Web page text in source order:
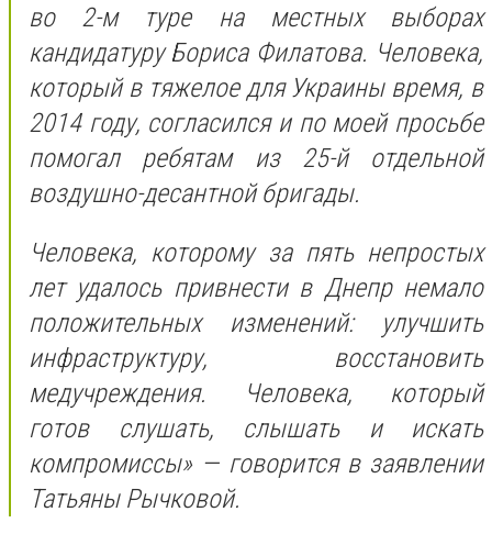
во 2-м туре на местных выборах
кандидатуру Бориса Филатова. Человека,
который в тяжелое для Украины время, в
2014 году, согласился и по моей просьбе
помогал ребятам из 25-й отдельной
воздушно-десантной бригады.
Человека, которому за пять непростых
лет удалось привнести в Днепр немало
положительных изменений: улучшить
инфраструктуру, восстановить
медучреждения. Человека, который
готов слушать, слышать и искать
компромиссы» — говорится в заявлении
Татьяны Рычковой.